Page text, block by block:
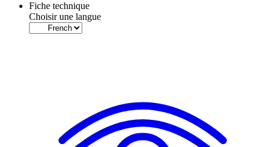
Fiche technique
Choisir une langue